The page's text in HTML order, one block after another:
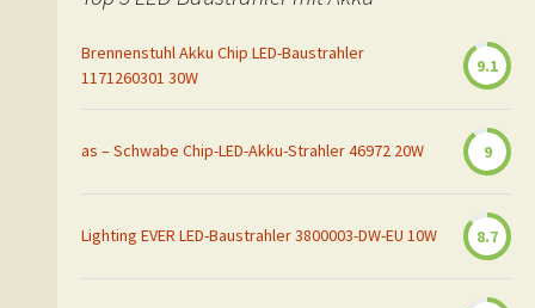
Brennenstuhl Akku Chip LED-Baustrahler
1171260301 30W
9.1
as – Schwabe Chip-LED-Akku-Strahler 46972 20W 9
Lighting EVER LED-Baustrahler 3800003-DW-EU 10W 8.7